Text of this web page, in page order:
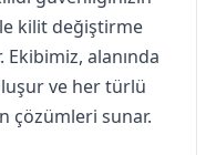
kilit değiştirme
Ekibimiz, alanında
ve her türlü
çözümleri sunar.